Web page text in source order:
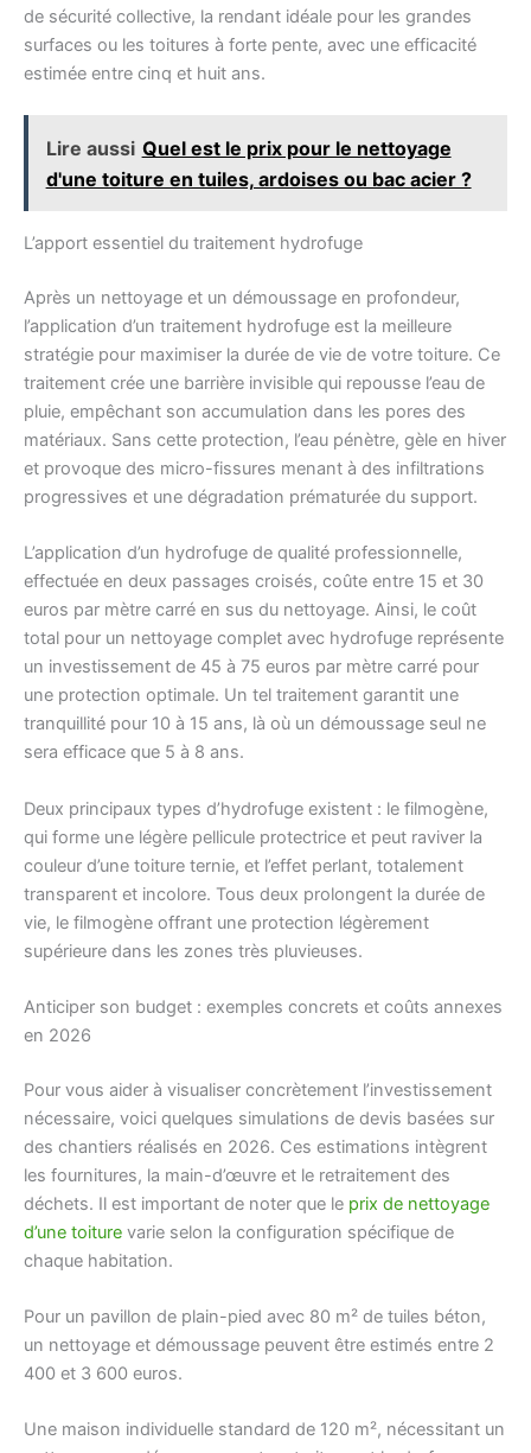
de sécurité collective, la rendant idéale pour les grandes
surfaces ou les toitures à forte pente, avec une efficacité
estimée entre cinq et huit ans.
Lire aussi Quel est le prix pour le nettoyage
d'une toiture en tuiles, ardoises ou bac acier ?
L’apport essentiel du traitement hydrofuge
Après un nettoyage et un démoussage en profondeur,
l’application d’un traitement hydrofuge est la meilleure
stratégie pour maximiser la durée de vie de votre toiture. Ce
traitement crée une barrière invisible qui repousse l’eau de
pluie, empêchant son accumulation dans les pores des
matériaux. Sans cette protection, l’eau pénètre, gèle en hiver
et provoque des micro-fissures menant à des infiltrations
progressives et une dégradation prématurée du support.
L’application d’un hydrofuge de qualité professionnelle,
effectuée en deux passages croisés, coûte entre 15 et 30
euros par mètre carré en sus du nettoyage. Ainsi, le coût
total pour un nettoyage complet avec hydrofuge représente
un investissement de 45 à 75 euros par mètre carré pour
une protection optimale. Un tel traitement garantit une
tranquillité pour 10 à 15 ans, là où un démoussage seul ne
sera efficace que 5 à 8 ans.
Deux principaux types d’hydrofuge existent : le filmogène,
qui forme une légère pellicule protectrice et peut raviver la
couleur d’une toiture ternie, et l’effet perlant, totalement
transparent et incolore. Tous deux prolongent la durée de
vie, le filmogène offrant une protection légèrement
supérieure dans les zones très pluvieuses.
Anticiper son budget : exemples concrets et coûts annexes
en 2026
Pour vous aider à visualiser concrètement l’investissement
nécessaire, voici quelques simulations de devis basées sur
des chantiers réalisés en 2026. Ces estimations intègrent
les fournitures, la main-d’œuvre et le retraitement des
déchets. Il est important de noter que le prix de nettoyage
d’une toiture varie selon la configuration spécifique de
chaque habitation.
Pour un pavillon de plain-pied avec 80 m² de tuiles béton,
un nettoyage et démoussage peuvent être estimés entre 2
400 et 3 600 euros.
Une maison individuelle standard de 120 m², nécessitant un